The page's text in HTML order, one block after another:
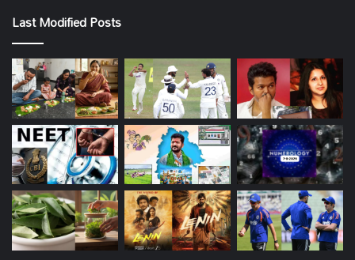
Last Modified Posts